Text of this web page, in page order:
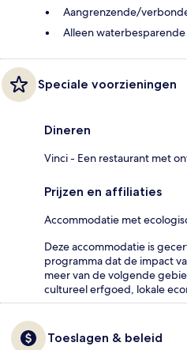
Aangrenzende/
Alleen
Speciale voorzieningen
Dineren
Vinci - Een restaurant met
Prijzen en affiliaties
Accommodatie met
Deze accommodatie is
programma dat de impact
meer van de volgende
cultureel erfgoed, lokale
Toeslagen & beleid